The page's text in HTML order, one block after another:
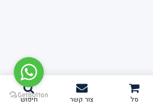
סל צור קשר חיפוש